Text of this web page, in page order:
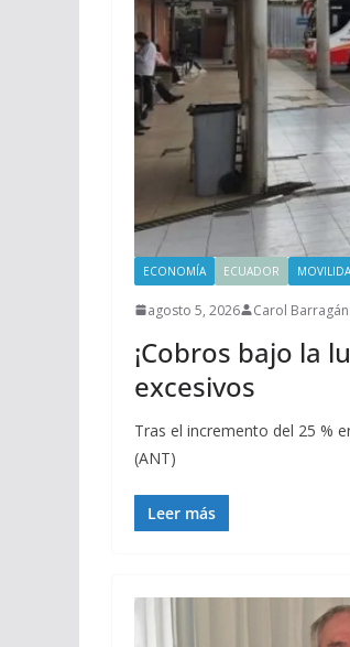
ECONOMÍA ECUADOR
agosto 5, 2026 Carol Barragán
¡Cobros bajo la
excesivos
Tras el incremento del 25 %
(ANT)
Leer más